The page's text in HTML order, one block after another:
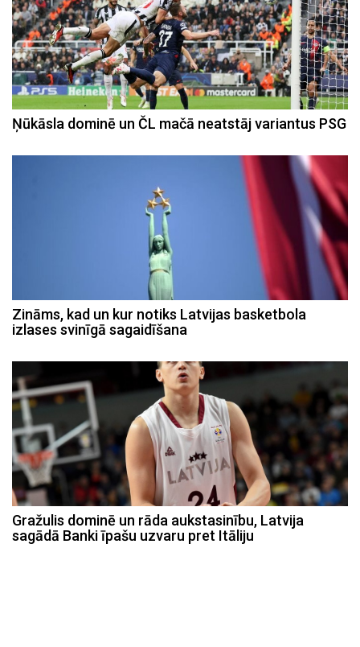
Ņūkāsla dominē un ČL mačā neatstāj variantus PSG
Zināms, kad un kur notiks Latvijas basketbola
izlases svinīgā sagaidīšana
Gražulis dominē un rāda aukstasinību, Latvija
sagādā Banki īpašu uzvaru pret Itāliju